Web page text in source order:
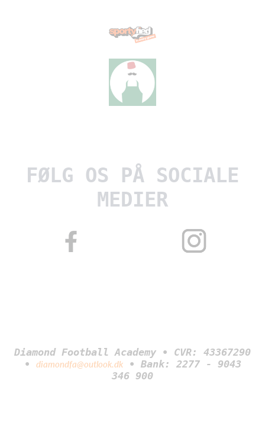
FØLG OS PÅ SOCIALE
MEDIER
Diamond Football Academy • CVR: 43367290
• diamondfa@outlook.dk• Bank: 2277 - 9043
346 900